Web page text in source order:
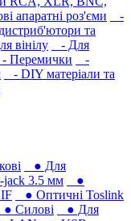
апаратні роз'єми
-
та
вінілу
- Для
- Перемички
-
- DIY матеріали та
● Для
jack 3.5 мм
●
● Оптичні Toslink
● Силові
● Для